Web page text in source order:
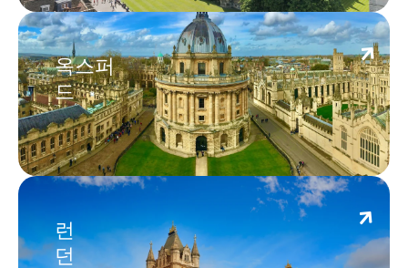
Oxford
옥스퍼
드
London
런
던